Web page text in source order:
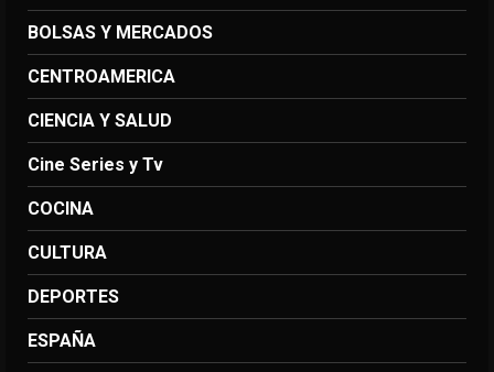
BOLSAS Y MERCADOS
CENTROAMERICA
CIENCIA Y SALUD
Cine Series y Tv
COCINA
CULTURA
DEPORTES
ESPAÑA